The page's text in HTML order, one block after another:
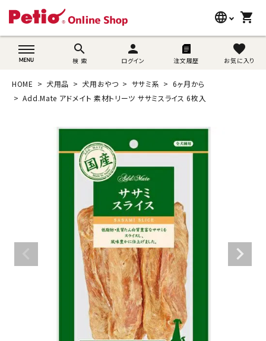
language
wovn-lang-name
shopping_cart
search
検 索
person
ログイン 注文履歴
favorite
お気に入り
search
猫用品
うさぎ用品
ブランド別に探す
目的別に探す
ご利用案内
person 新規会員登録
HOME 犬用品 犬用おやつ ササミ系
6ヶ月から
Add.Mate アドメイト 素材トリーツ ササミスライス 6枚入